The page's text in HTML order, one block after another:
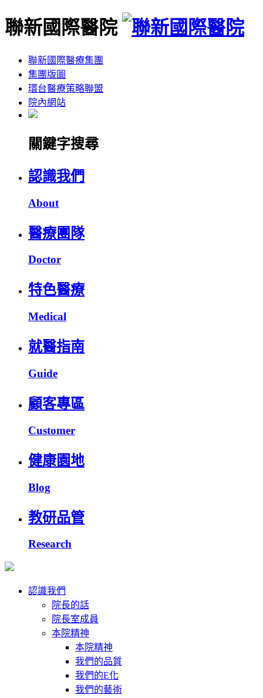
聯新國際醫院
聯新國際醫療集團
集團版圖
環台醫療策略聯盟
院內網站
關鍵字搜尋
認識我們
About
醫療團隊
Doctor
特色醫療
Medical
就醫指南
Guide
顧客專區
Customer
健康園地
Blog
教研品管
Research
認識我們
院長的話
院長室成員
本院精神
本院精神
我們的品質
我們的E化
我們的藝術